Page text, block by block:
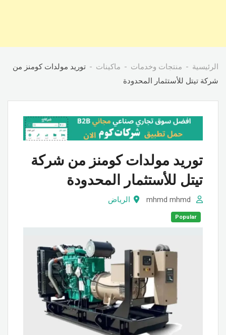
الرئيسية منتجات وخدمات ماكينات
توريد مولدات كومنز من
شركة تيتل للأستثمار المحدودة
توريد مولدات كومنز من شركة
تيتل للأستثمار المحدودة
الرياض
Popular